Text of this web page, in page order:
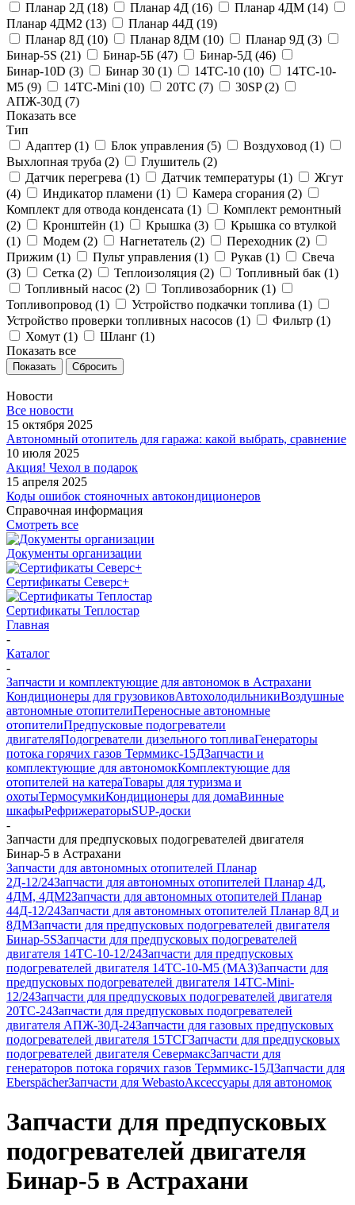
Планар 2Д (18) Планар 4Д (16) Планар 4ДМ (14)
Планар 4ДМ2 (13) Планар 44Д (19)
Планар 8Д (10) Планар 8ДМ (10) Планар 9Д (3)
Бинар-5S (21) Бинар-5Б (47) Бинар-5Д (46)
Бинар-10D (3) Бинар 30 (1) 14ТС-10 (10)
14ТС-10-
М5 (9) 14ТС-Mini (10) 20ТС (7) 30SP (2)
АПЖ-30Д (7)
Показать все
Тип
Адаптер (1) Блок управления (5) Воздуховод (1)
Выхлопная труба (2) Глушитель (2)
Датчик перегрева (1) Датчик температуры (1)
Жгут
(4) Индикатор пламени (1) Камера сгорания (2)
Комплект для отвода конденсата (1)
Комплект ремонтный
(2) Кронштейн (1) Крышка (3)
Крышка со втулкой
(1) Модем (2) Нагнетатель (2) Переходник (2)
Прижим (1) Пульт управления (1) Рукав (1)
Свеча
(3) Сетка (2) Теплоизоляция (2) Топливный бак (1)
Топливный насос (2) Топливозаборник (1)
Топливопровод (1) Устройство подкачки топлива (1)
Устройство проверки топливных насосов (1) Фильтр (1)
Хомут (1) Шланг (1)
Показать все
Сбросить
Новости
Все новости
15 октября 2025
Автономный отопитель для гаража: какой выбрать, сравнение
10 июля 2025
Акция! Чехол в подарок
15 апреля 2025
Коды ошибок стояночных автокондиционеров
Справочная информация
Смотреть все
Документы организации
Сертификаты Северс+
Сертификаты Теплостар
Главная
-
Каталог
-
Запчасти и комплектующие для автономок в Астрахани
Кондиционеры для грузовиковАвтохолодильникиВоздушные
автономные отопителиПереносные автономные
отопителиПредпусковые подогреватели
двигателяПодогреватели дизельного топливаГенераторы
потока горячих газов Терммикс-15ДЗапчасти и
комплектующие для автономокКомплектующие для
отопителей на катераТовары для туризма и
охотыТермосумкиКондиционеры для домаВинные
шкафыРефрижераторыSUP-доски
-
Запчасти для предпусковых подогревателей двигателя
Бинар-5 в Астрахани
Запчасти для автономных отопителей Планар
2Д-12/24Запчасти для автономных отопителей Планар 4Д,
4ДМ, 4ДМ2Запчасти для автономных отопителей Планар
44Д-12/24Запчасти для автономных отопителей Планар 8Д и
8ДМЗапчасти для предпусковых подогревателей двигателя
Бинар-5SЗапчасти для предпусковых подогревателей
двигателя 14ТС-10-12/24Запчасти для предпусковых
подогревателей двигателя 14ТС-10-М5 (МАЗ)Запчасти для
предпусковых подогревателей двигателя 14ТС-Mini-
12/24Запчасти для предпусковых подогревателей двигателя
20ТС-24Запчасти для предпусковых подогревателей
двигателя АПЖ-30Д-24Запчасти для газовых предпусковых
подогревателей двигателя 15ТСГЗапчасти для предпусковых
подогревателей двигателя СевермаксЗапчасти для
генераторов потока горячих газов Терммикс-15ДЗапчасти для
EberspächerЗапчасти для WebastoАксессуары для автономок
Запчасти для предпусковых
подогревателей двигателя
Бинар-5 в Астрахани